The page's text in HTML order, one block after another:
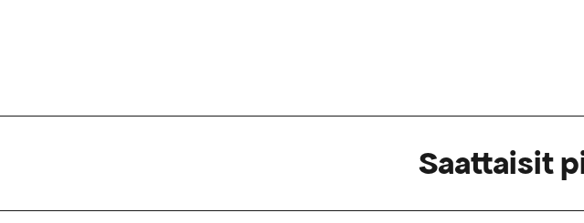
Saattaisit